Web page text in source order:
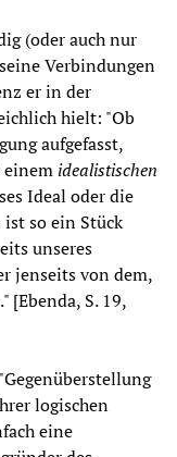
(oder auch nur
Verbindungen
er in der
hielt: "Ob
aufgefasst,
idealistischen
Ideal oder die
ist so ein Stück
unseres
jenseits von dem,
[Ebenda, S. 19,
logischen
eine